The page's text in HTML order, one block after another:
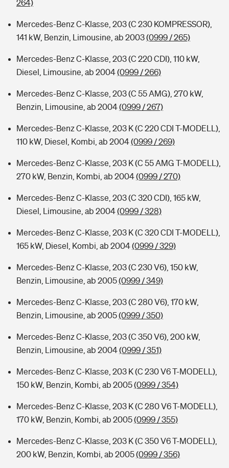
264)
Mercedes-Benz C-Klasse, 203 (C 230 KOMPRESSOR),
141 kW, Benzin, Limousine, ab 2003(0999 / 265)
Mercedes-Benz C-Klasse, 203 (C 220 CDI), 110 kW,
Diesel, Limousine, ab 2004(0999 / 266)
Mercedes-Benz C-Klasse, 203 (C 55 AMG), 270 kW,
Benzin, Limousine, ab 2004(0999 / 267)
Mercedes-Benz C-Klasse, 203 K (C 220 CDI T-MODELL),
110 kW, Diesel, Kombi, ab 2004(0999 / 269)
Mercedes-Benz C-Klasse, 203 K (C 55 AMG T-MODELL),
270 kW, Benzin, Kombi, ab 2004(0999 / 270)
Mercedes-Benz C-Klasse, 203 (C 320 CDI), 165 kW,
Diesel, Limousine, ab 2004(0999 / 328)
Mercedes-Benz C-Klasse, 203 K (C 320 CDI T-MODELL),
165 kW, Diesel, Kombi, ab 2004(0999 / 329)
Mercedes-Benz C-Klasse, 203 (C 230 V6), 150 kW,
Benzin, Limousine, ab 2005(0999 / 349)
Mercedes-Benz C-Klasse, 203 (C 280 V6), 170 kW,
Benzin, Limousine, ab 2005(0999 / 350)
Mercedes-Benz C-Klasse, 203 (C 350 V6), 200 kW,
Benzin, Limousine, ab 2004(0999 / 351)
Mercedes-Benz C-Klasse, 203 K (C 230 V6 T-MODELL),
150 kW, Benzin, Kombi, ab 2005(0999 / 354)
Mercedes-Benz C-Klasse, 203 K (C 280 V6 T-MODELL),
170 kW, Benzin, Kombi, ab 2005(0999 / 355)
Mercedes-Benz C-Klasse, 203 K (C 350 V6 T-MODELL),
200 kW, Benzin, Kombi, ab 2005(0999 / 356)